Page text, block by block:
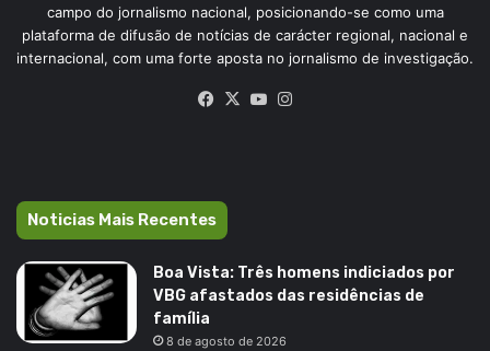
campo do jornalismo nacional, posicionando-se como uma
plataforma de difusão de notícias de carácter regional, nacional e
internacional, com uma forte aposta no jornalismo de investigação.
Facebook
X YouTube
Noticias Mais Recentes
Boa Vista: Três homens indiciados por
VBG afastados das residências de
família
8 de agosto de 2026